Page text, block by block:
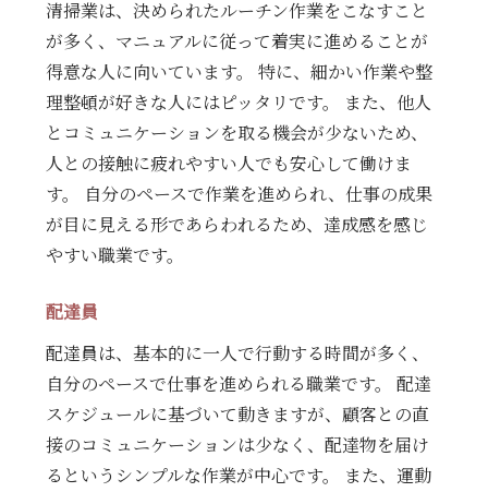
清掃業は、決められたルーチン作業をこなすこと
が多く、マニュアルに従って着実に進めることが
得意な人に向いています。 特に、細かい作業や整
理整頓が好きな人にはピッタリです。 また、他人
とコミュニケーションを取る機会が少ないため、
人との接触に疲れやすい人でも安心して働けま
す。 自分のペースで作業を進められ、仕事の成果
が目に見える形であらわれるため、達成感を感じ
やすい職業です。
配達員
配達員は、基本的に一人で行動する時間が多く、
自分のペースで仕事を進められる職業です。 配達
スケジュールに基づいて動きますが、顧客との直
接のコミュニケーションは少なく、配達物を届け
るというシンプルな作業が中心です。 また、運動